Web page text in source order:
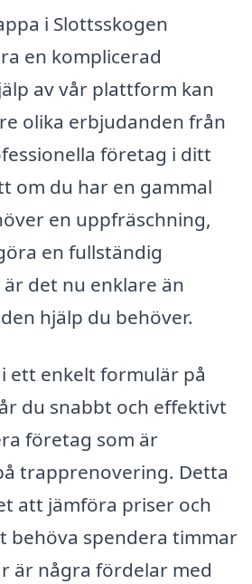
i Slottsskogen
en komplicerad
av vår plattform kan
olika erbjudanden från
företag i ditt
om du har en gammal
en uppfräschning,
en fullständig
det nu enklare än
hjälp du behöver.
ett enkelt formulär på
du snabbt och effektivt
företag som är
trapprenovering. Detta
att jämföra priser och
behöva spendera timmar
är några fördelar med